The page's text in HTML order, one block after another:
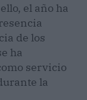
el año ha
de los
ha
servicio
la